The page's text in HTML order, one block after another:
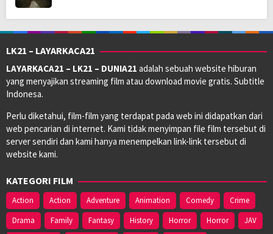
LK21 – LAYARKACA21
LAYARKACA21 – LK21 – DUNIA21 adalah sebuah website hiburan
yang menyajikan streaming film atau download movie gratis. Subtitle
Indonesa.
Perlu diketahui, film-film yang terdapat pada web ini didapatkan dari
web pencarian di internet. Kami tidak menyimpan file film tersebut di
server sendiri dan kami hanya menempelkan link-link tersebut di
website kami.
KATEGORI FILM
Action Action Adventure Animation Comedy
Crime
Drama
Family Fantasy History Horror Horror JAV